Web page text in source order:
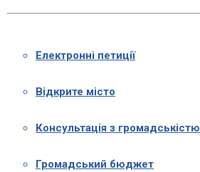
Електронні петиції
Відкрите місто
Консультація з громадськістю
Громадський бюджет